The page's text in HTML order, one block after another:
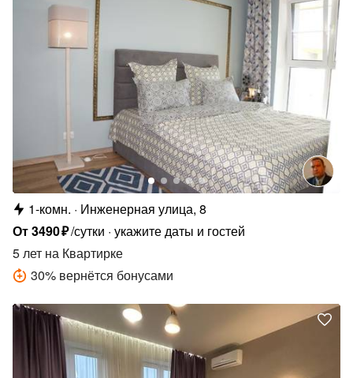
1-комн.
Инженерная улица, 8
От3490₽/сутки укажите даты и гостей
5 лет на Квартирке
30% вернётся бонусами